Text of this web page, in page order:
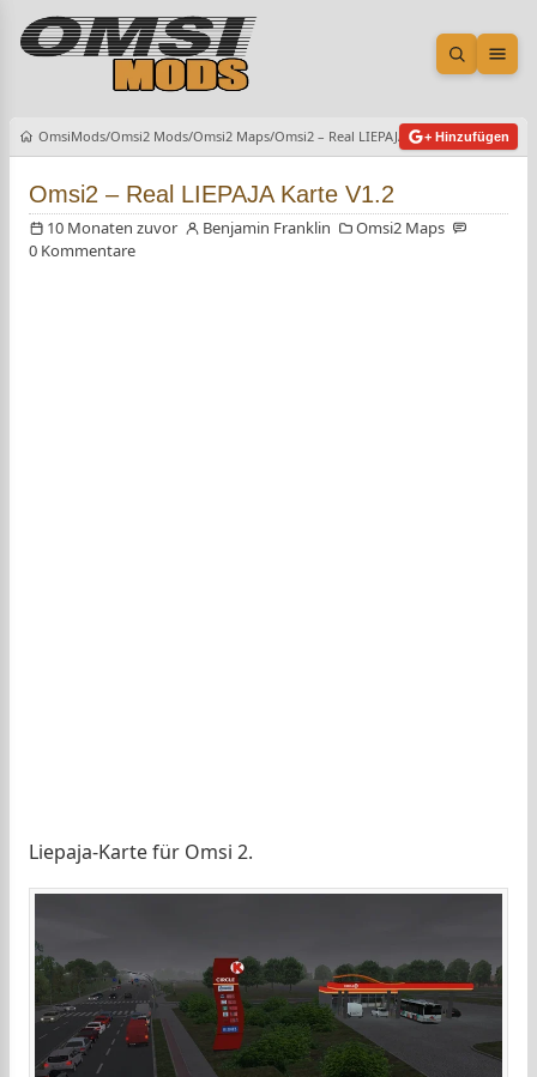
Suche
OmsiMods Omsi2 Mods Omsi2 Maps Omsi2 – Real LIEPAJA Karte V1.2
+ Hinzufügen
Omsi2 – Real LIEPAJA Karte V1.2
10 Monaten zuvor Benjamin Franklin
Omsi2 Maps
0 Kommentare
Liepaja-Karte für Omsi 2.